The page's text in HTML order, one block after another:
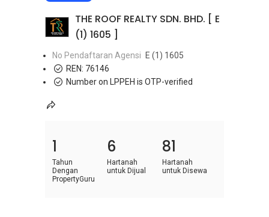
THE ROOF REALTY SDN. BHD. [ E
(1) 1605 ]
No Pendaftaran Agensi
E (1) 1605
REN: 76146
Number on LPPEH is OTP-verified
1
Tahun
Dengan
PropertyGuru
6
Hartanah
untuk Dijual
81
Hartanah
untuk Disewa